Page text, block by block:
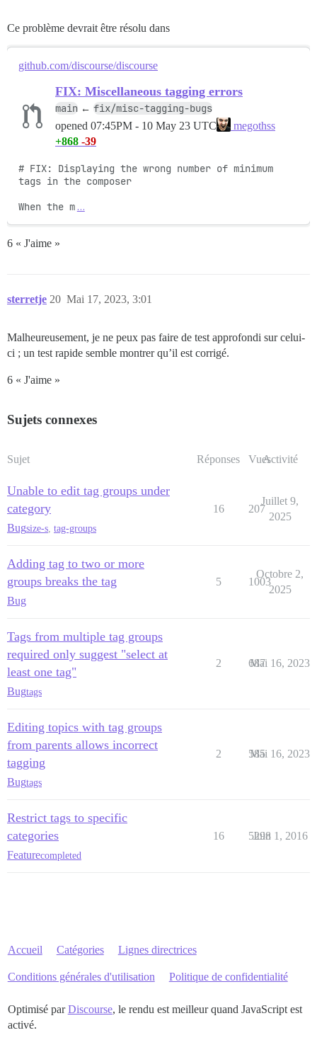
Ce problème devrait être résolu dans
github.com/discourse/discourse
FIX: Miscellaneous tagging errors
main ← fix/misc-tagging-bugs
opened 07:45PM - 10 May 23 UTC
megothss
+868 -39
# FIX: Displaying the wrong number of minimum
tags in the composer
When the m …
6 « J'aime »
sterretje Mai 17, 2023, 3:01
20
Malheureusement, je ne peux pas faire de test approfondi sur celui-
ci ; un test rapide semble montrer qu’il est corrigé.
6 « J'aime »
Sujets connexes
Sujet Réponses VuesActivité
Unable to edit tag groups under
category
Bugsize-s tag-groups
16 207
Juillet 9,
2025
Adding tag to two or more
groups breaks the tag
Bug
5 1003
Octobre 2,
2025
Tags from multiple tag groups
required only suggest "select at
least one tag"
Bugtags
2 687
Mai 16, 2023
Editing topics with tag groups
from parents allows incorrect
tagging
Bugtags
2 585
Mai 16, 2023
Restrict tags to specific
categories
Featurecompleted
16 5298
Juin 1, 2016
Accueil Catégories Lignes directrices
Conditions générales d'utilisation Politique de confidentialité
Optimisé parDiscourse, le rendu est meilleur quand JavaScript est
activé.